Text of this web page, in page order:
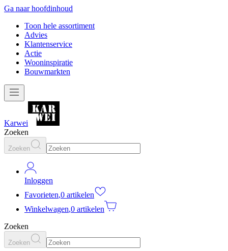
Ga naar hoofdinhoud
Toon hele assortiment
Advies
Klantenservice
Actie
Wooninspiratie
Bouwmarkten
Karwei
Zoeken
Zoeken
Inloggen
Favorieten,0 artikelen
Winkelwagen,0 artikelen
Zoeken
Zoeken